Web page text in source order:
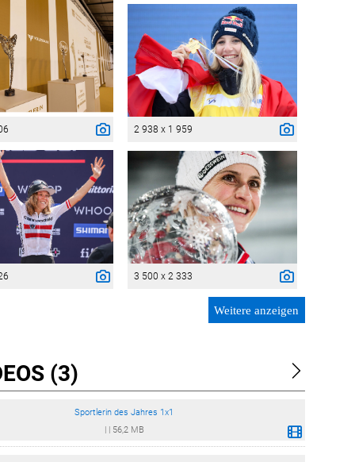
2 938 x 1 959
3 500 x 2 333
Weitere anzeigen
(3)
Sportlerin des Jahres 1x1
56,2 MB